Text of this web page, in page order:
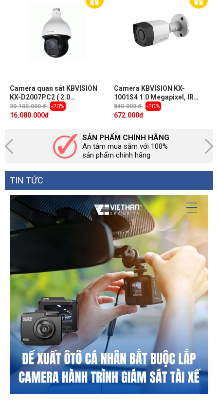
Power Supply
Consumption
Max 3W (12V DC, white light on)
IP67
Camera quan sát KBVISION
KX-D2007PC2 ( 2.0
Megapixel, hồng ngoại
150m)
20.100.000 đ -20%
16.080.000đ
Camera KBVISION KX-
1001S4 1.0 Megapixel, IR
20m, F2.8mm, IP67, vỏ kim
loại, Camera 4 in 1
840.000 đ -20%
672.000đ
SẢN PHẨM CHÍNH HÃNG
An tâm mua sắm với 100%
sản phẩm chính hãng
TIN TỨC